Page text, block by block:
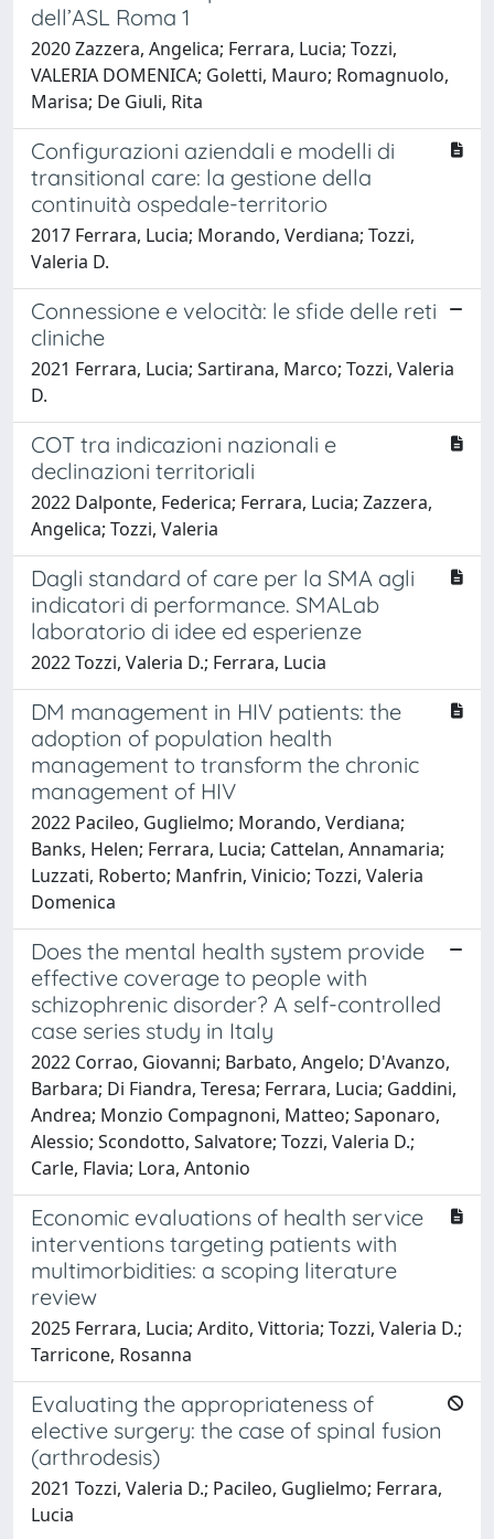
dell’ASL Roma 1
2020 Zazzera, Angelica; Ferrara, Lucia; Tozzi,
VALERIA DOMENICA; Goletti, Mauro; Romagnuolo,
Marisa; De Giuli, Rita
Configurazioni aziendali e modelli di
transitional care: la gestione della
continuità ospedale-territorio
2017 Ferrara, Lucia; Morando, Verdiana; Tozzi,
Valeria D.
Connessione e velocità: le sfide delle reti
cliniche
2021 Ferrara, Lucia; Sartirana, Marco; Tozzi, Valeria
D.
COT tra indicazioni nazionali e
declinazioni territoriali
2022 Dalponte, Federica; Ferrara, Lucia; Zazzera,
Angelica; Tozzi, Valeria
Dagli standard of care per la SMA agli
indicatori di performance. SMALab
laboratorio di idee ed esperienze
2022 Tozzi, Valeria D.; Ferrara, Lucia
DM management in HIV patients: the
adoption of population health
management to transform the chronic
management of HIV
2022 Pacileo, Guglielmo; Morando, Verdiana;
Banks, Helen; Ferrara, Lucia; Cattelan, Annamaria;
Luzzati, Roberto; Manfrin, Vinicio; Tozzi, Valeria
Domenica
Does the mental health system provide
effective coverage to people with
schizophrenic disorder? A self-controlled
case series study in Italy
2022 Corrao, Giovanni; Barbato, Angelo; D'Avanzo,
Barbara; Di Fiandra, Teresa; Ferrara, Lucia; Gaddini,
Andrea; Monzio Compagnoni, Matteo; Saponaro,
Alessio; Scondotto, Salvatore; Tozzi, Valeria D.;
Carle, Flavia; Lora, Antonio
Economic evaluations of health service
interventions targeting patients with
multimorbidities: a scoping literature
review
2025 Ferrara, Lucia; Ardito, Vittoria; Tozzi, Valeria D.;
Tarricone, Rosanna
Evaluating the appropriateness of
elective surgery: the case of spinal fusion
(arthrodesis)
2021 Tozzi, Valeria D.; Pacileo, Guglielmo; Ferrara,
Lucia